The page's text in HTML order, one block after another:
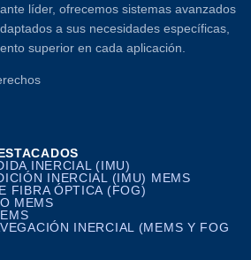
líder, ofrecemos sistemas avanzados
a sus necesidades específicas,
superior en cada aplicación.
INERCIAL (IMU)
INERCIAL (IMU) MEMS
FIBRA ÓPTICA (FOG)
MEMS
INERCIAL (MEMS Y FOG